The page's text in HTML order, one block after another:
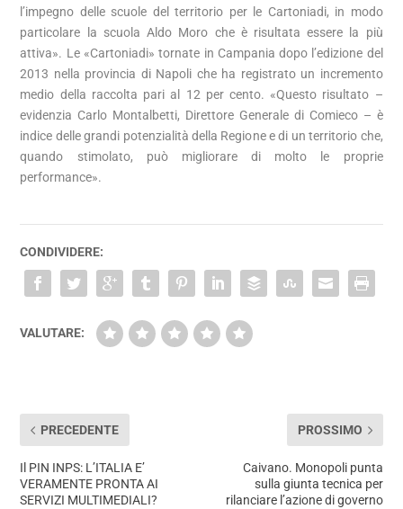
l’impegno delle scuole del territorio per le Cartoniadi, in modo
particolare la scuola Aldo Moro che è risultata essere la più
attiva». Le «Cartoniadi» tornate in Campania dopo l’edizione del
2013 nella provincia di Napoli che ha registrato un incremento
medio della raccolta pari al 12 per cento. «Questo risultato –
evidenzia Carlo Montalbetti, Direttore Generale di Comieco – è
indice delle grandi potenzialità della Regione e di un territorio che,
quando stimolato, può migliorare di molto le proprie
performance».
CONDIVIDERE:
VALUTARE:
PRECEDENTE
Il PIN INPS: L’ITALIA E’
VERAMENTE PRONTA AI
SERVIZI MULTIMEDIALI?
PROSSIMO
Caivano. Monopoli punta
sulla giunta tecnica per
rilanciare l’azione di governo